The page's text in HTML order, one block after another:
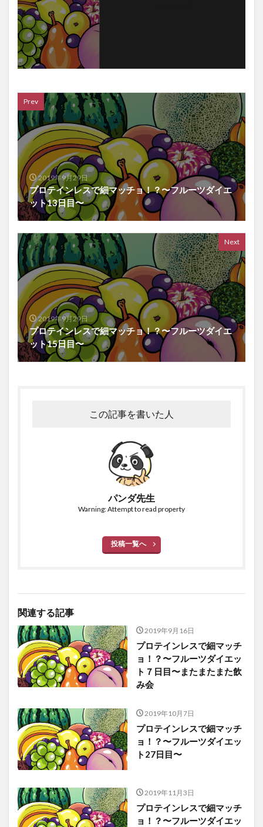
Prev
2019年9月29日
プロテインレスで細マッチョ！？〜フルーツダイエ
ット13日目〜
Next
2019年9月29日
プロテインレスで細マッチョ！？〜フルーツダイエ
ット15日目〜
この記事を書いた人
パンダ先生
Warning: Attempt to read property
投稿一覧へ
関連する記事
2019年9月16日
プロテインレスで細マッチ
ョ！？〜フルーツダイエッ
ト７日目〜またまたまた飲
み会
2019年10月7日
プロテインレスで細マッチ
ョ！？〜フルーツダイエッ
ト27日目〜
2019年11月3日
プロテインレスで細マッチ
ョ！？〜フルーツダイエッ